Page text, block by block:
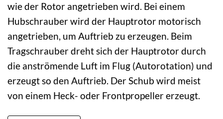
wie der Rotor angetrieben wird. Bei einem
Hubschrauber wird der Hauptrotor motorisch
angetrieben, um Auftrieb zu erzeugen. Beim
Tragschrauber dreht sich der Hauptrotor durch
die anströmende Luft im Flug (Autorotation) und
erzeugt so den Auftrieb. Der Schub wird meist
von einem Heck- oder Frontpropeller erzeugt.